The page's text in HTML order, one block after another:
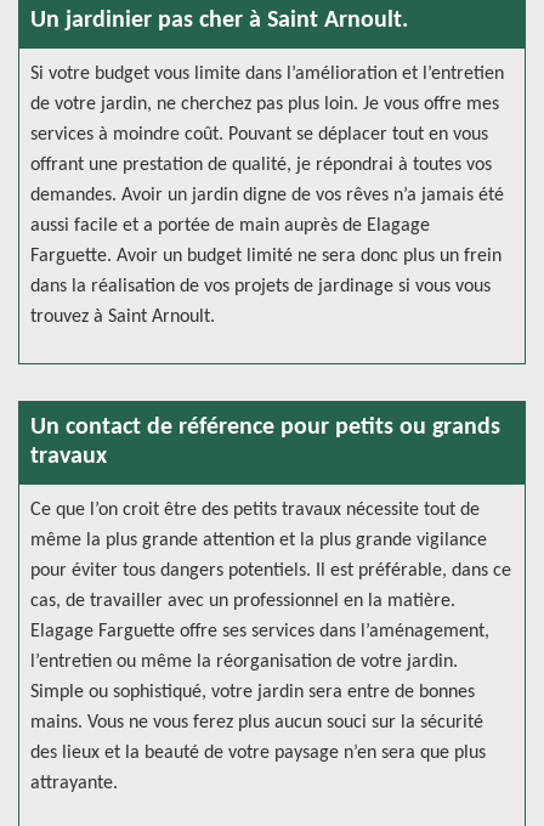
Un jardinier pas cher à Saint Arnoult.
Si votre budget vous limite dans l’amélioration et l’entretien
de votre jardin, ne cherchez pas plus loin. Je vous offre mes
services à moindre coût. Pouvant se déplacer tout en vous
offrant une prestation de qualité, je répondrai à toutes vos
demandes. Avoir un jardin digne de vos rêves n’a jamais été
aussi facile et a portée de main auprès de Elagage
Farguette. Avoir un budget limité ne sera donc plus un frein
dans la réalisation de vos projets de jardinage si vous vous
trouvez à Saint Arnoult.
Un contact de référence pour petits ou grands
travaux
Ce que l’on croit être des petits travaux nécessite tout de
même la plus grande attention et la plus grande vigilance
pour éviter tous dangers potentiels. Il est préférable, dans ce
cas, de travailler avec un professionnel en la matière.
Elagage Farguette offre ses services dans l’aménagement,
l’entretien ou même la réorganisation de votre jardin.
Simple ou sophistiqué, votre jardin sera entre de bonnes
mains. Vous ne vous ferez plus aucun souci sur la sécurité
des lieux et la beauté de votre paysage n’en sera que plus
attrayante.